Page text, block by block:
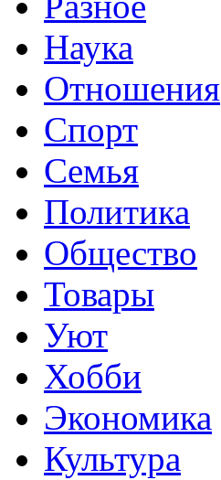
Наука
Отношения
Спорт
Семья
Политика
Общество
Товары
Уют
Хобби
Экономика
Культура